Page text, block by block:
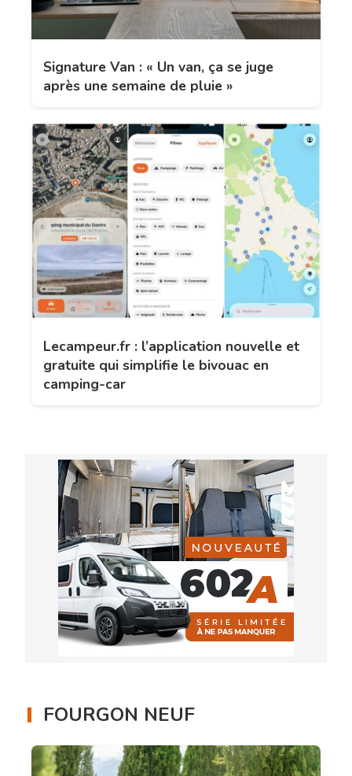
Signature Van : « Un van, ça se juge
après une semaine de pluie »
Lecampeur.fr : l’application nouvelle et
gratuite qui simplifie le bivouac en
camping-car
FOURGON NEUF